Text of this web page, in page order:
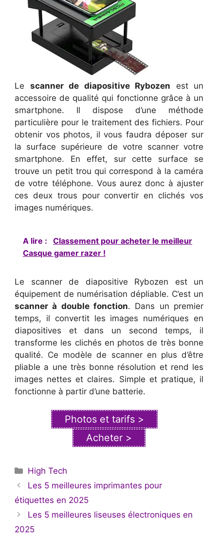
Le scanner de diapositive Rybozen est un
accessoire de qualité qui fonctionne grâce à un
smartphone. Il dispose d’une méthode
particulière pour le traitement des fichiers. Pour
obtenir vos photos, il vous faudra déposer sur
la surface supérieure de votre scanner votre
smartphone. En effet, sur cette surface se
trouve un petit trou qui correspond à la caméra
de votre téléphone. Vous aurez donc à ajuster
ces deux trous pour convertir en clichés vos
images numériques.
A lire :
Classement pour acheter le meilleur
Casque gamer razer !
Le scanner de diapositive Rybozen est un
équipement de numérisation dépliable. C’est un
scanner à double fonction. Dans un premier
temps, il convertit les images numériques en
diapositives et dans un second temps, il
transforme les clichés en photos de très bonne
qualité. Ce modèle de scanner en plus d’être
pliable a une très bonne résolution et rend les
images nettes et claires. Simple et pratique, il
fonctionne à partir d’une batterie.
Photos et tarifs >
Acheter >
Catégories
High Tech
Les 5 meilleures imprimantes pour
étiquettes en 2025
Les 5 meilleures liseuses électroniques en
2025